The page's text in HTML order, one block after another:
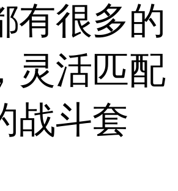
有很多的
灵活匹配
战斗套